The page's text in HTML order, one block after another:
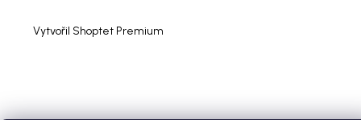
Vytvořil Shoptet Premium